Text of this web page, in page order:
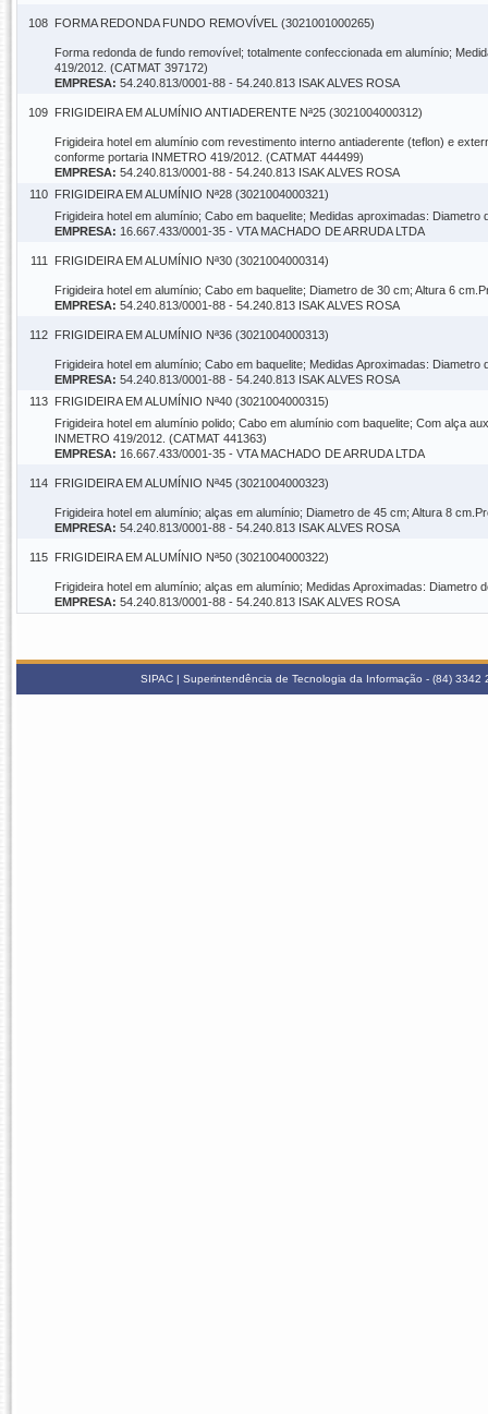
108 FORMA REDONDA FUNDO REMOVÍVEL (3021001000265)
Forma redonda de fundo removível; totalmente confeccionada em alumínio;
419/2012. (CATMAT 397172)
EMPRESA: 54.240.813/0001-88 - 54.240.813 ISAK ALVES ROSA
109 FRIGIDEIRA EM ALUMÍNIO ANTIADERENTE Nª25 (3021004000312)
Frigideira hotel em alumínio com revestimento interno antiaderente (teflon) e
conforme portaria INMETRO 419/2012. (CATMAT 444499)
EMPRESA: 54.240.813/0001-88 - 54.240.813 ISAK ALVES ROSA
110 FRIGIDEIRA EM ALUMÍNIO Nª28 (3021004000321)
Frigideira hotel em alumínio; Cabo em baquelite; Medidas aproximadas:
EMPRESA: 16.667.433/0001-35 - VTA MACHADO DE ARRUDA LTDA
111 FRIGIDEIRA EM ALUMÍNIO Nª30 (3021004000314)
Frigideira hotel em alumínio; Cabo em baquelite; Diametro de 30 cm; Altura 6
EMPRESA: 54.240.813/0001-88 - 54.240.813 ISAK ALVES ROSA
112 FRIGIDEIRA EM ALUMÍNIO Nª36 (3021004000313)
Frigideira hotel em alumínio; Cabo em baquelite; Medidas Aproximadas:
EMPRESA: 54.240.813/0001-88 - 54.240.813 ISAK ALVES ROSA
113 FRIGIDEIRA EM ALUMÍNIO Nª40 (3021004000315)
Frigideira hotel em alumínio polido; Cabo em alumínio com baquelite; Com alça
INMETRO 419/2012. (CATMAT 441363)
EMPRESA: 16.667.433/0001-35 - VTA MACHADO DE ARRUDA LTDA
114 FRIGIDEIRA EM ALUMÍNIO Nª45 (3021004000323)
Frigideira hotel em alumínio; alças em alumínio; Diametro de 45 cm; Altura 8
EMPRESA: 54.240.813/0001-88 - 54.240.813 ISAK ALVES ROSA
115 FRIGIDEIRA EM ALUMÍNIO Nª50 (3021004000322)
Frigideira hotel em alumínio; alças em alumínio; Medidas Aproximadas:
EMPRESA: 54.240.813/0001-88 - 54.240.813 ISAK ALVES ROSA
SIPAC | Superintendência de Tecnologia da Informação - (84)